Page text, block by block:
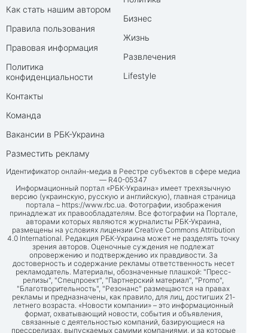
Как стать нашим автором
Правила пользования
Правовая информация
Политика
конфиденциальности
Контакты
Команда
Вакансии в РБК-Украина
Разместить рекламу
Бизнес
Жизнь
Развлечения
Lifestyle
Идентификатор онлайн-медиа в Реестре субъектов в сфере медиа
— R40-05347
Информационный портал «РБК-Украина» имеет трехязычную
версию (украинскую, русскую и английскую), главная страница
портала – https://www.rbc.ua. Фотографии, изображения
принадлежат их правообладателям. Все фотографии на Портале,
авторами которых являются журналисты РБК-Украина,
размещены на условиях лицензии Creative Commons Attribution
4.0 International. Редакция РБК-Украина может не разделять точку
зрения авторов. Оценочные суждения не подлежат
опровержению и подтверждению их правдивости. За
достоверность и содержание рекламы ответственность несет
рекламодатель. Материалы, обозначенные плашкой: "Пресс-
релизы", "Спецпроект", "Партнерский материал", "Promo",
"Благотворительность", "Резонанс" размещаются на правах
рекламы и предназначены, как правило, для лиц, достигших 21-
летнего возраста. «Новости компании» – это информационный
формат, охватывающий новости, события и объявления,
связанные с деятельностью компаний, базирующиеся на
прессрелизах, выпускаемых самими компаниями, и за которые